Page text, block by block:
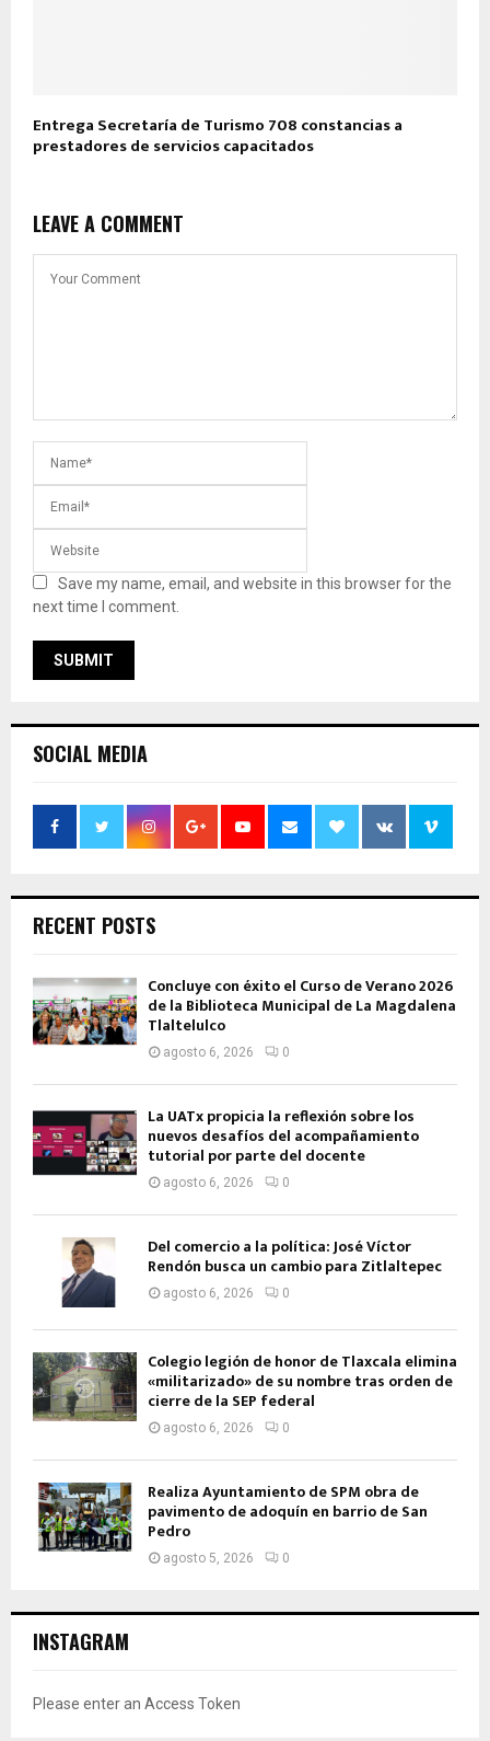
Entrega Secretaría de Turismo 708 constancias a
prestadores de servicios capacitados
LEAVE A COMMENT
Save my name, email, and website in this browser for the
next time I comment.
SOCIAL MEDIA
RECENT POSTS
Concluye con éxito el Curso de Verano 2026
de la Biblioteca Municipal de La Magdalena
Tlaltelulco
agosto 6, 2026 0
La UATx propicia la reflexión sobre los
nuevos desafíos del acompañamiento
tutorial por parte del docente
agosto 6, 2026 0
Del comercio a la política: José Víctor
Rendón busca un cambio para Zitlaltepec
agosto 6, 2026 0
Colegio legión de honor de Tlaxcala elimina
«militarizado» de su nombre tras orden de
cierre de la SEP federal
agosto 6, 2026 0
Realiza Ayuntamiento de SPM obra de
pavimento de adoquín en barrio de San
Pedro
agosto 5, 2026 0
INSTAGRAM
Please enter an Access Token